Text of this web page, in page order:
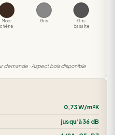
Moor
chêne
Gris
Gris
basalte
demande · Aspect bois disponible
0,73 W/m²K
jusqu'à 36 dB